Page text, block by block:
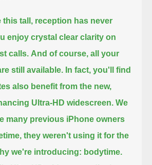
this tall, reception has never
enjoy crystal clear clarity on
calls. And of course, all your
still available. In fact, you'll find
also benefit from the new,
Ultra-HD widescreen. We
many previous iPhone owners
they weren't using it for the
we're introducing: bodytime.